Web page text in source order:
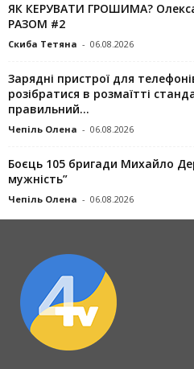
ЯК КЕРУВАТИ ГРОШИМА?
РАЗОМ #2
Скиба Тетяна - 06.08.2026
Зарядні пристрої для
розібратися в розмаїтті
правильний...
Чепіль Олена - 06.08.2026
Боєць 105 бригади Михайло
мужність”
Чепіль Олена - 06.08.2026